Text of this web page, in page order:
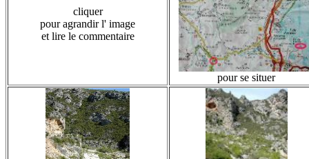
cliquer
pour agrandir l' image
et lire le commentaire
pour se situer